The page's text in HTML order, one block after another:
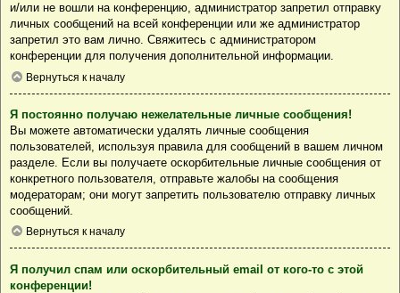
и/или не вошли на конференцию, администратор запретил отправку
личных сообщений на всей конференции или же администратор
запретил это вам лично. Свяжитесь с администратором
конференции для получения дополнительной информации.
Вернуться к началу
Я постоянно получаю нежелательные личные сообщения!
Вы можете автоматически удалять личные сообщения
пользователей, используя правила для сообщений в вашем личном
разделе. Если вы получаете оскорбительные личные сообщения от
конкретного пользователя, отправьте жалобы на сообщения
модераторам; они могут запретить пользователю отправку личных
сообщений.
Вернуться к началу
Я получил спам или оскорбительный email от кого-то с этой
конференции!